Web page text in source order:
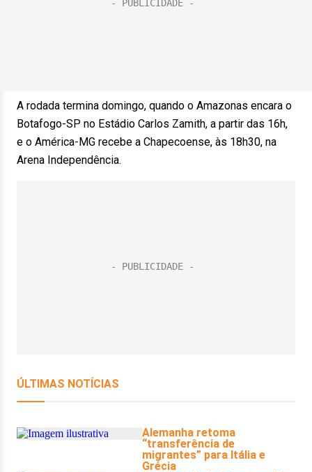
A rodada termina domingo, quando o Amazonas encara o
Botafogo-SP no Estádio Carlos Zamith, a partir das 16h,
e o América-MG recebe a Chapecoense, às 18h30, na
Arena Independência.